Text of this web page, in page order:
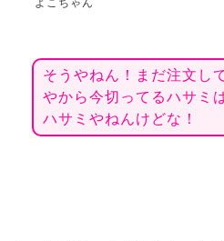
そうやねん！まだ注文し
やから今切ってるハサミ
ハサミやねんけどな！